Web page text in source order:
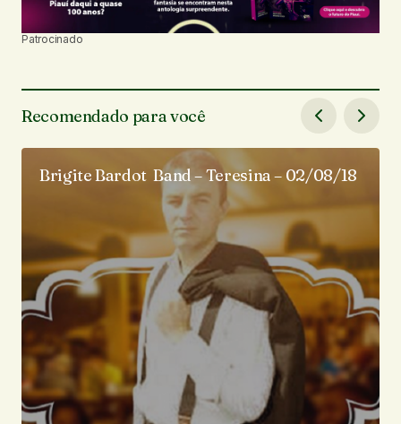
Patrocinado
Recomendado para você
Brigite Bardot Band – Teresina – 02/08/18